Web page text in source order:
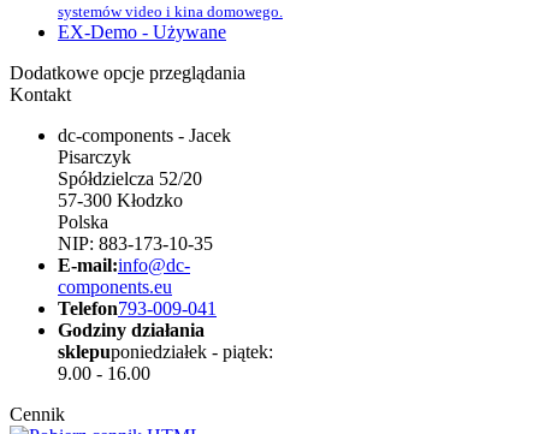
systemów video i kina domowego.
EX-Demo - Używane
Dodatkowe opcje przeglądania
Kontakt
dc-components - Jacek
Pisarczyk
Spółdzielcza 52/20
57-300 Kłodzko
Polska
NIP: 883-173-10-35
E-mail:info@dc-
components.eu
Telefon793-009-041
Godziny działania
sklepuponiedziałek - piątek:
9.00 - 16.00
Cennik